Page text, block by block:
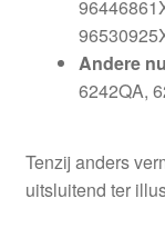
Andere
6242QA,
Tenzij anders
uitsluitend ter